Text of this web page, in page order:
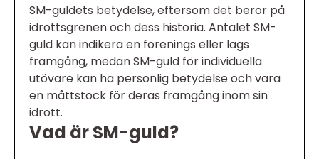
SM-guldets betydelse, eftersom det beror på
idrottsgrenen och dess historia. Antalet SM-
guld kan indikera en förenings eller lags
framgång, medan SM-guld för individuella
utövare kan ha personlig betydelse och vara
en måttstock för deras framgång inom sin
idrott.
Vad är SM-guld?